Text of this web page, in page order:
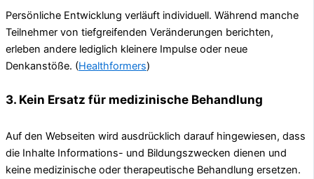
Persönliche Entwicklung verläuft individuell. Während manche
Teilnehmer von tiefgreifenden Veränderungen berichten,
erleben andere lediglich kleinere Impulse oder neue
Denkanstöße. (Healthformers)
3. Kein Ersatz für medizinische Behandlung
Auf den Webseiten wird ausdrücklich darauf hingewiesen, dass
die Inhalte Informations- und Bildungszwecken dienen und
keine medizinische oder therapeutische Behandlung ersetzen.